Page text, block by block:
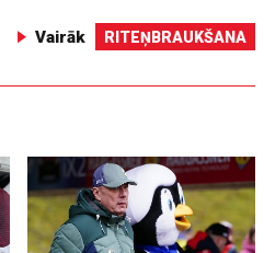
Vairāk RITEŅBRAUKŠANA